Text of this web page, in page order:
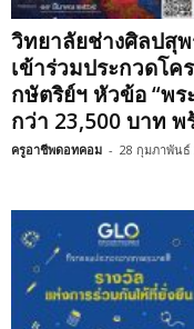
วิทยาลัยช่างศิลปสุ
เข้าร่วมประกวดโ
กษัตริย์ฯ หัวข้อ “พร
กว่า 23,500 บาท พ
ครูอาชีพดอทคอม - 28 กุมภาพันธ์